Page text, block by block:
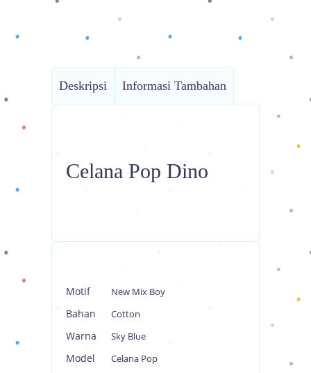
Deskripsi Informasi Tambahan
Celana Pop Dino
Motif New Mix Boy
Bahan Cotton
Warna Sky Blue
Model Celana Pop